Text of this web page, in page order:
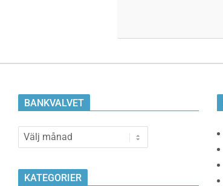
10-
BANKVALVET
Bankvalvet
KATEGORIER